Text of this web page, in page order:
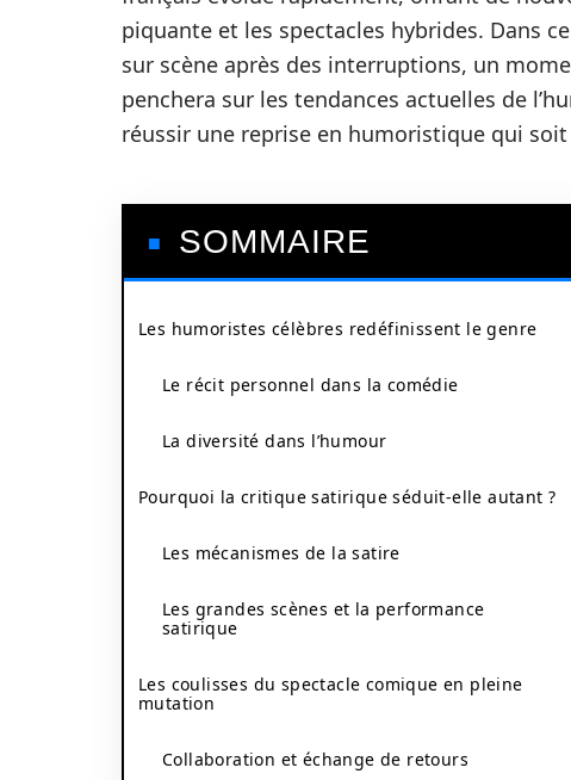
piquante et les spectacles hybrides. Dans
sur scène après des interruptions, un
penchera sur les tendances actuelles de
réussir une reprise en humoristique qui
SOMMAIRE
Les humoristes célèbres redéfinissent le genre
Le récit personnel dans la comédie
La diversité dans l’humour
Pourquoi la critique satirique séduit-elle autant ?
Les mécanismes de la satire
Les grandes scènes et la performance
satirique
Les coulisses du spectacle comique en pleine
mutation
Collaboration et échange de retours